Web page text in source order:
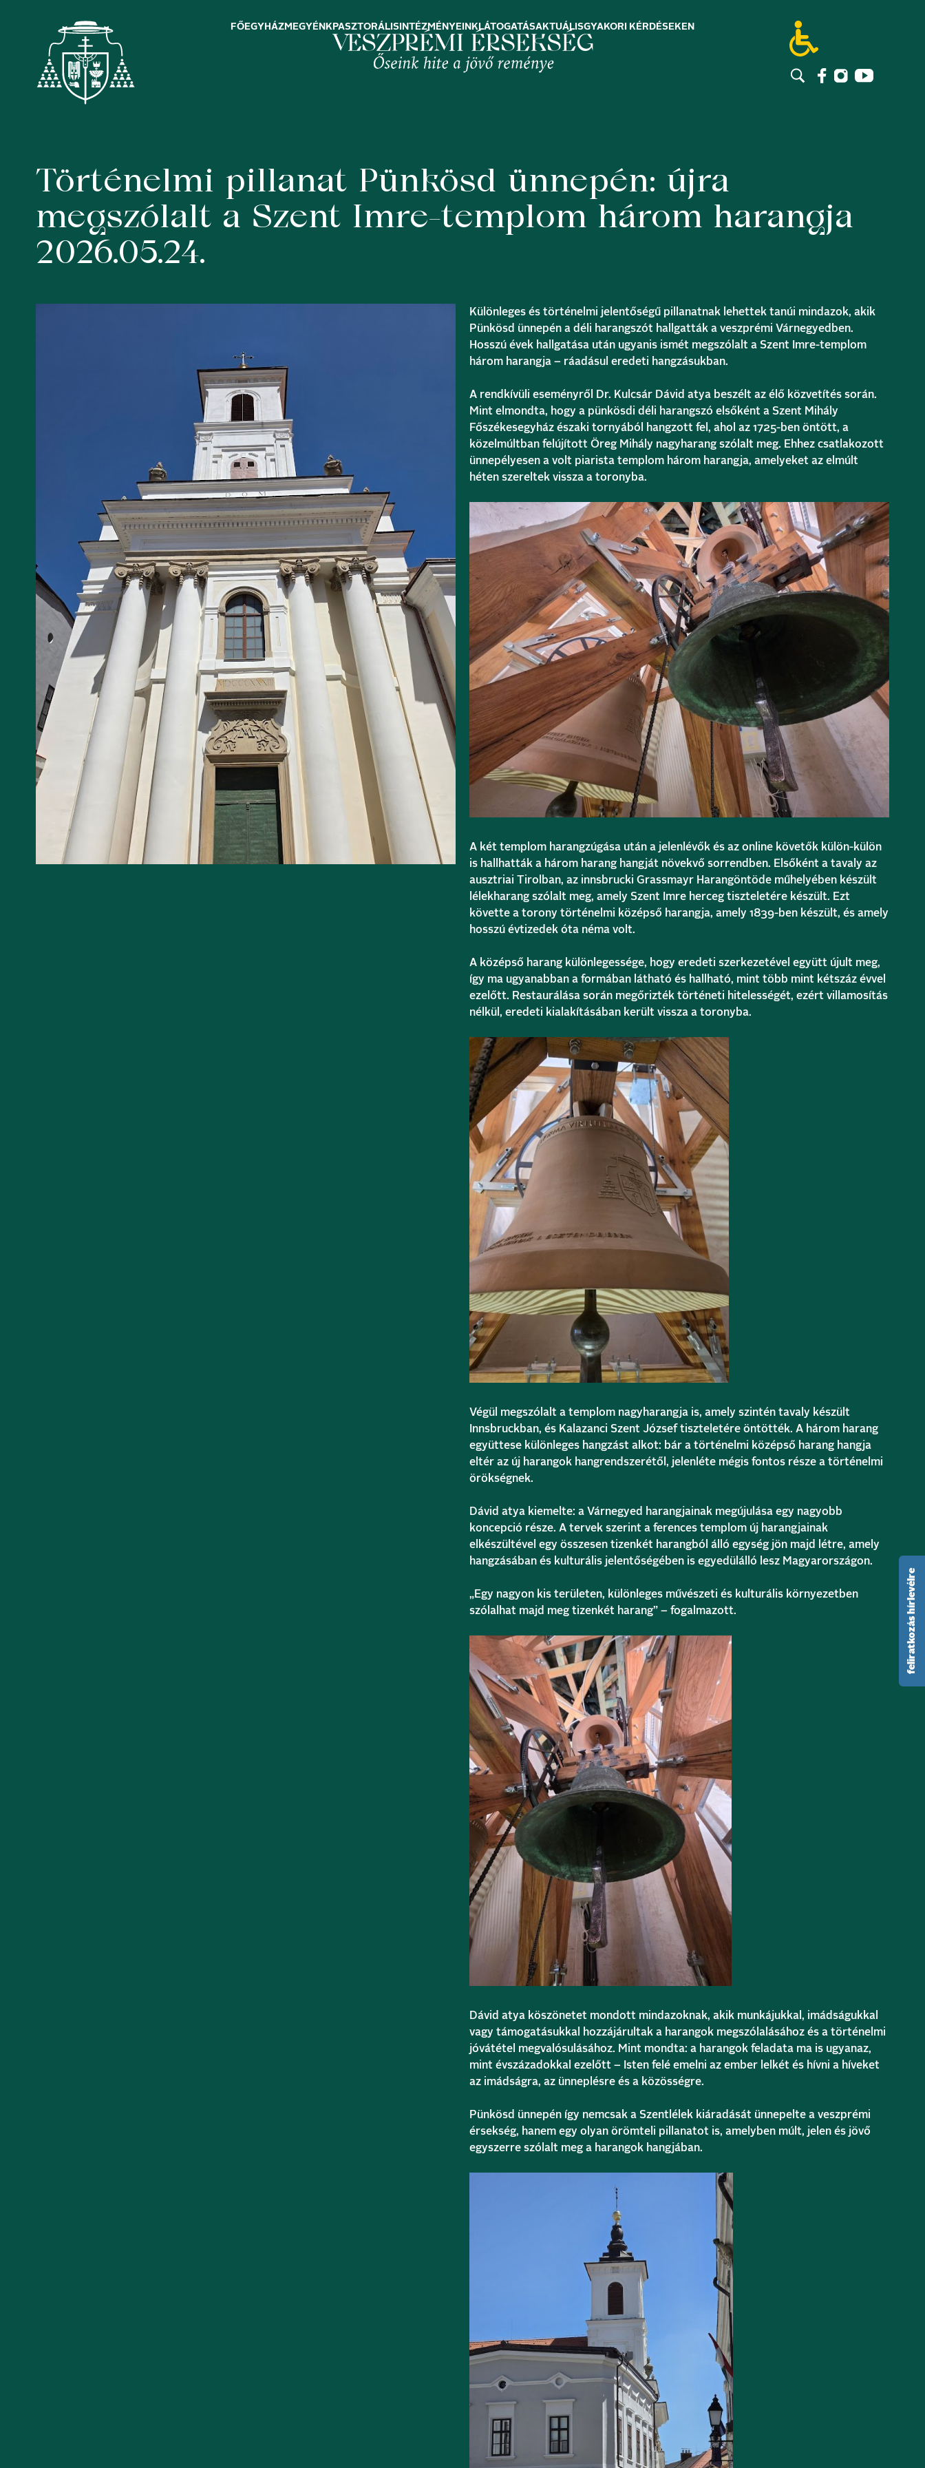
FŐEGYHÁZMEGYÉNK PASZTORÁLIS INTÉZMÉNYEINK LÁTOGATÁSAKTUÁLISGYAKORI KÉRDÉSEK EN
Történelmi pillanat Pünkösd ünnepén: újra
megszólalt a Szent Imre-templom három harangja
2026.05.24.
Különleges és történelmi jelentőségű pillanatnak lehettek tanúi mindazok, akik
Pünkösd ünnepén a déli harangszót hallgatták a veszprémi Várnegyedben.
Hosszú évek hallgatása után ugyanis ismét megszólalt a Szent Imre-templom
három harangja – ráadásul eredeti hangzásukban.
A rendkívüli eseményről Dr. Kulcsár Dávid atya beszélt az élő közvetítés során.
Mint elmondta, hogy a pünkösdi déli harangszó elsőként a Szent Mihály
Főszékesegyház északi tornyából hangzott fel, ahol az 1725-ben öntött, a
közelmúltban felújított Öreg Mihály nagyharang szólalt meg. Ehhez csatlakozott
ünnepélyesen a volt piarista templom három harangja, amelyeket az elmúlt
héten szereltek vissza a toronyba.
A két templom harangzúgása után a jelenlévők és az online követők külön-külön
is hallhatták a három harang hangját növekvő sorrendben. Elsőként a tavaly az
ausztriai Tirolban, az innsbrucki Grassmayr Harangöntöde műhelyében készült
lélekharang szólalt meg, amely Szent Imre herceg tiszteletére készült. Ezt
követte a torony történelmi középső harangja, amely 1839-ben készült, és amely
hosszú évtizedek óta néma volt.
A középső harang különlegessége, hogy eredeti szerkezetével együtt újult meg,
így ma ugyanabban a formában látható és hallható, mint több mint kétszáz évvel
ezelőtt. Restaurálása során megőrizték történeti hitelességét, ezért villamosítás
nélkül, eredeti kialakításában került vissza a toronyba.
Végül megszólalt a templom nagyharangja is, amely szintén tavaly készült
Innsbruckban, és Kalazanci Szent József tiszteletére öntötték. A három harang
együttese különleges hangzást alkot: bár a történelmi középső harang hangja
eltér az új harangok hangrendszerétől, jelenléte mégis fontos része a történelmi
örökségnek.
Dávid atya kiemelte: a Várnegyed harangjainak megújulása egy nagyobb
koncepció része. A tervek szerint a ferences templom új harangjainak
elkészültével egy összesen tizenkét harangból álló egység jön majd létre, amely
hangzásában és kulturális jelentőségében is egyedülálló lesz Magyarországon.
„Egy nagyon kis területen, különleges művészeti és kulturális környezetben
szólalhat majd meg tizenkét harang” – fogalmazott.
Dávid atya köszönetet mondott mindazoknak, akik munkájukkal, imádságukkal
vagy támogatásukkal hozzájárultak a harangok megszólalásához és a történelmi
jóvátétel megvalósulásához. Mint mondta: a harangok feladata ma is ugyanaz,
mint évszázadokkal ezelőtt – Isten felé emelni az ember lelkét és hívni a híveket
az imádságra, az ünneplésre és a közösségre.
Pünkösd ünnepén így nemcsak a Szentlélek kiáradását ünnepelte a veszprémi
érsekség, hanem egy olyan örömteli pillanatot is, amelyben múlt, jelen és jövő
egyszerre szólalt meg a harangok hangjában.
feliratkozás hírlevélre